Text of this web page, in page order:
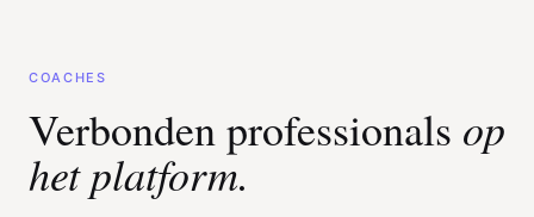
COACHES
Verbonden professionals op
het platform.